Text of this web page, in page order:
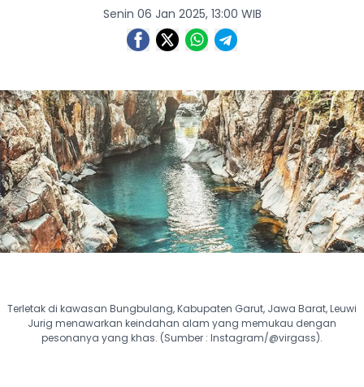
Senin 06 Jan 2025, 13:00 WIB
Terletak di kawasan Bungbulang, Kabupaten Garut, Jawa Barat, Leuwi
Jurig menawarkan keindahan alam yang memukau dengan
pesonanya yang khas. (Sumber : Instagram/@virgass).